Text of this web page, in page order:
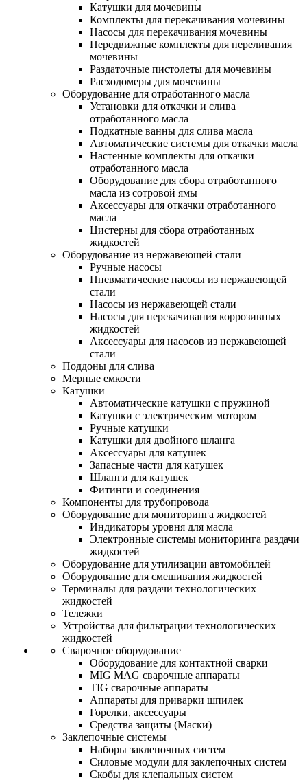
Катушки для мочевины
Комплекты для перекачивания мочевины
Насосы для перекачивания мочевины
Передвижные комплекты для переливания
мочевины
Раздаточные пистолеты для мочевины
Расходомеры для мочевины
Оборудование для отработанного масла
Установки для откачки и слива
отработанного масла
Подкатные ванны для слива масла
Автоматические системы для откачки масла
Настенные комплекты для откачки
отработанного масла
Оборудование для сбора отработанного
масла из сотровой ямы
Аксессуары для откачки отработанного
масла
Цистерны для сбора отработанных
жидкостей
Оборудование из нержавеющей стали
Ручные насосы
Пневматические насосы из нержавеющей
стали
Насосы из нержавеющей стали
Насосы для перекачивания коррозивных
жидкостей
Аксессуары для насосов из нержавеющей
стали
Поддоны для слива
Мерные емкости
Катушки
Автоматические катушки с пружиной
Катушки с электрическим мотором
Ручные катушки
Катушки для двойного шланга
Аксессуары для катушек
Запасные части для катушек
Шланги для катушек
Фитинги и соединения
Компоненты для трубопровода
Оборудование для мониторинга жидкостей
Индикаторы уровня для масла
Электронные системы мониторинга раздачи
жидкостей
Оборудование для утилизации автомобилей
Оборудование для смешивания жидкостей
Терминалы для раздачи технологических
жидкостей
Тележки
Устройства для фильтрации технологических
жидкостей
Сварочное оборудование
Оборудование для контактной сварки
MIG MAG сварочные аппараты
TIG сварочные аппараты
Аппараты для приварки шпилек
Горелки, аксессуары
Средства защиты (Маски)
Заклепочные системы
Наборы заклепочных систем
Силовые модули для заклепочных систем
Скобы для клепальных систем